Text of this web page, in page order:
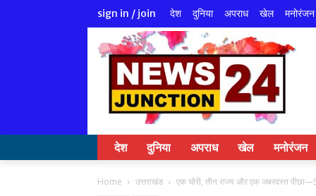
sign in / join देश दुनिया अपराध खेल मनोरंजन
देश दुनिया अपराध खेल मनोरंजन
Home उत्तराखंड एक चोरी, तीन राज्य और एक जबरदस्त